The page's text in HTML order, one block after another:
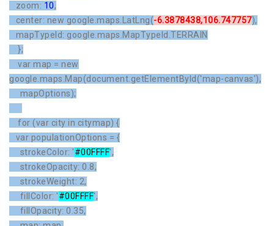
zoom: 10,
center: new google.maps.LatLng(-6.3878438,106.747757),
mapTypeId: google.maps.MapTypeId.TERRAIN
};
var map = new
google.maps.Map(document.getElementById('map-canvas'),
mapOptions);
for (var city in citymap) {
var populationOptions = {
strokeColor: '#00FFFF',
strokeOpacity: 0.8,
strokeWeight: 2,
fillColor: '#00FFFF',
fillOpacity: 0.35,